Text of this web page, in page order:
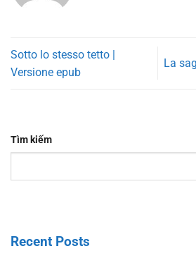
Sotto lo stesso tetto |
Versione epub
La
Tìm kiếm
Recent Posts